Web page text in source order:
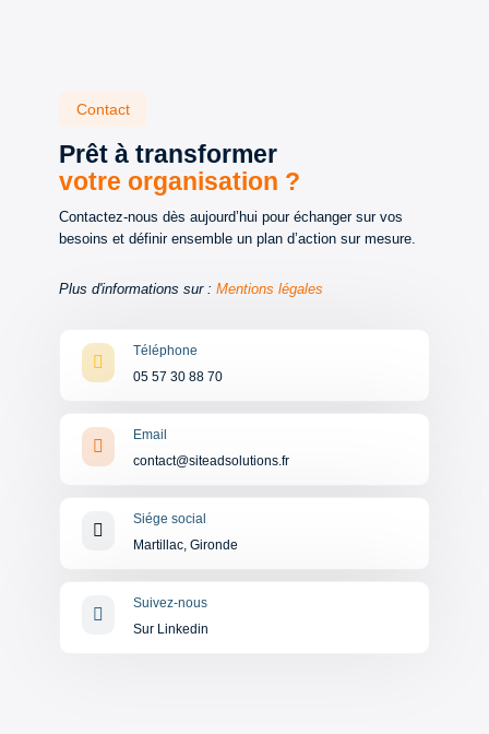
Contact
Prêt à transformer
votre organisation ?
Contactez-nous dès aujourd’hui pour échanger sur vos
besoins et définir ensemble un plan d’action sur mesure.
Plus d'informations sur : Mentions légales

Téléphone
05 57 30 88 70

Email
contact@siteadsolutions.fr

Siége social
Martillac, Gironde

Suivez-nous
Sur Linkedin